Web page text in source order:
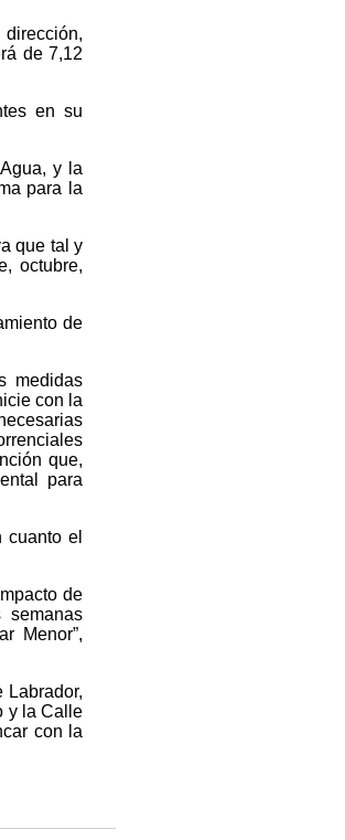
de 7,12
en su
y la
para la
que tal y
octubre,
de
medidas
con la
que,
para
cuanto el
de
Menor”,
Labrador,
y la Calle
con la